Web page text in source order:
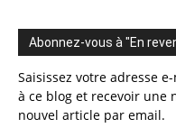
Abonnez-vous à "En
Saisissez votre adresse
à ce blog et recevoir une
nouvel article par email.